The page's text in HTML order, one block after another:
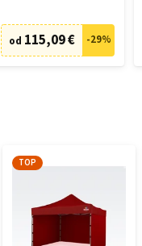
od 115,09 € -29%
TOP